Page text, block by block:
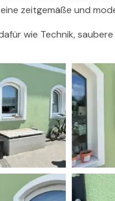
zeitgemäße und
wie Technik,